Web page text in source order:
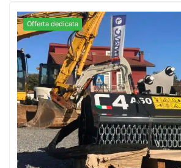
Offerta dedicata